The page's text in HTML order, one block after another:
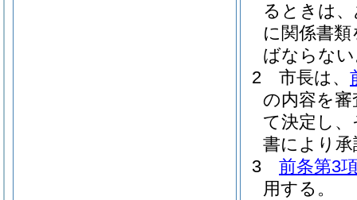
るときは
に関係書
ばならな
2
市長は、
の内容を
て決定し
書により
3
前条第3
用する。